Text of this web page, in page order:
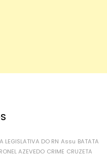
LEGISLATIVA DO RN Assu BATATA
AZEVEDO CRIME CRUZETA